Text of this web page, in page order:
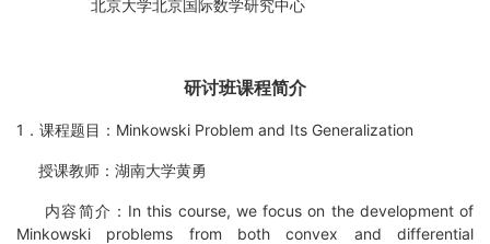
北京大学北京国际数学研究中心
研讨班课程简介
1．课程题目：Minkowski Problem and Its Generalization
授课教师：湖南大学黄勇
内容简介：In this course, we focus on the development of
Minkowski problems from both convex and differential